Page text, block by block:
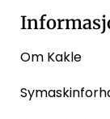
Om Kakle